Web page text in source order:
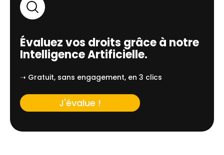
Évaluez vos droits grâce à notre
Intelligence Artificielle.
➝ Gratuit, sans engagement, en 3 clics
J'évalue !